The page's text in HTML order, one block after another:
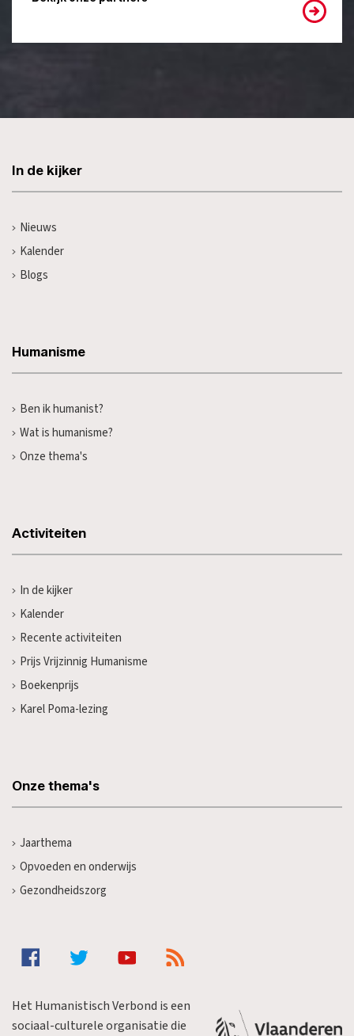
In de kijker
Nieuws
Kalender
Blogs
Humanisme
Ben ik humanist?
Wat is humanisme?
Onze thema's
Activiteiten
In de kijker
Kalender
Recente activiteiten
Prijs Vrijzinnig Humanisme
Boekenprijs
Karel Poma-lezing
Onze thema's
Jaarthema
Opvoeden en onderwijs
Gezondheidszorg
Het Humanistisch Verbond is een
sociaal-culturele organisatie die